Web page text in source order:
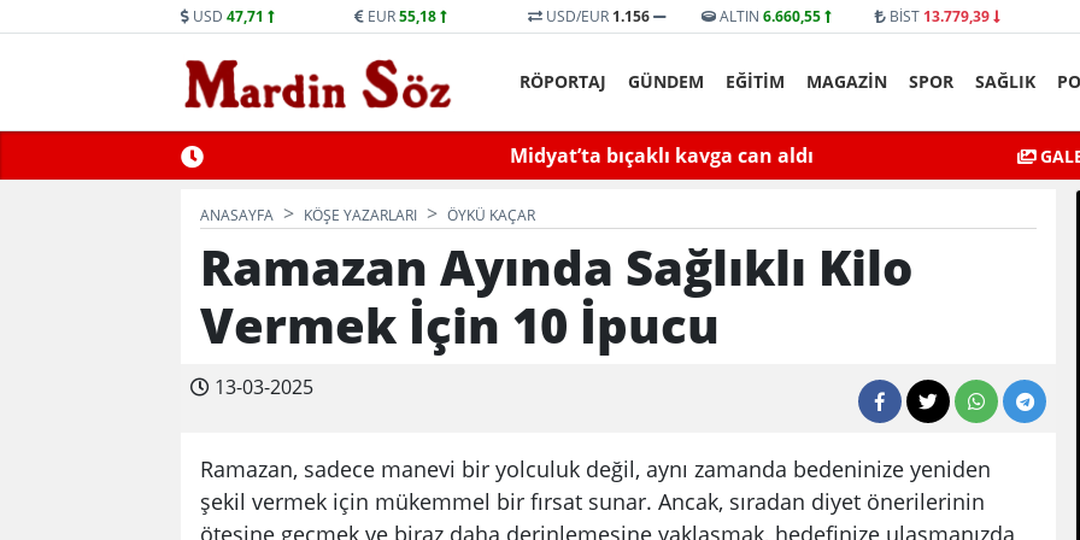
USD 47,71 EUR55,18 USD/EUR 1.156 ALTIN 6.660,55 BİST 13.779,39
RÖPORTAJ GÜNDEM EĞİTİM MAGAZİN SPOR SAĞLIK
Trafiğe Kapatılacak Midyat’ta bıçaklı kavga can aldı
Mardin’de Ceza
ANASAYFA KÖŞE YAZARLARI ÖYKÜ KAÇAR
Ramazan Ayında Sağlıklı Kilo
Vermek İçin 10 İpucu
13-03-2025
Ramazan, sadece manevi bir yolculuk değil, aynı zamanda bedeninize yeniden
şekil vermek için mükemmel bir fırsat sunar. Ancak, sıradan diyet önerilerinin
ötesine geçmek ve biraz daha derinlemesine yaklaşmak, hedefinize ulaşmanızda